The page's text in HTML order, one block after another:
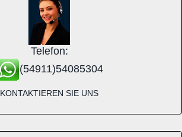
Telefon:
(54911)54085304
KONTAKTIEREN SIE UNS